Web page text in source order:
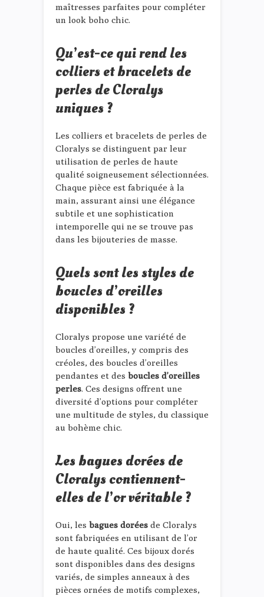
maîtresses parfaites pour compléter
un look boho chic.
Qu’est-ce qui rend les
colliers et bracelets de
perles de Cloralys
uniques ?
Les colliers et bracelets de perles de
Cloralys se distinguent par leur
utilisation de perles de haute
qualité soigneusement sélectionnées.
Chaque pièce est fabriquée à la
main, assurant ainsi une élégance
subtile et une sophistication
intemporelle qui ne se trouve pas
dans les bijouteries de masse.
Quels sont les styles de
boucles d’oreilles
disponibles ?
Cloralys propose une variété de
boucles d’oreilles, y compris des
créoles, des boucles d’oreilles
pendantes et des boucles d’oreilles
perles. Ces designs offrent une
diversité d’options pour compléter
une multitude de styles, du classique
au bohème chic.
Les bagues dorées de
Cloralys contiennent-
elles de l’or véritable ?
Oui, les bagues dorées de Cloralys
sont fabriquées en utilisant de l’or
de haute qualité. Ces bijoux dorés
sont disponibles dans des designs
variés, de simples anneaux à des
pièces ornées de motifs complexes,